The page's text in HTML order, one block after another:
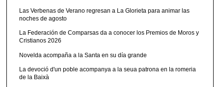
Las Verbenas de Verano regresan a La Glorieta para animar las
noches de agosto
La Federación de Comparsas da a conocer los Premios de Moros y
Cristianos 2026
Novelda acompaña a la Santa en su día grande
La devoció d'un poble acompanya a la seua patrona en la romeria
de la Baixà